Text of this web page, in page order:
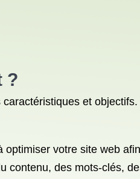
?
et
optimiser votre site web
contenu, des mots-clés,